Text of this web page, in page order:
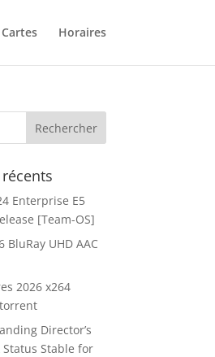
Cartes Horaires
Enterprise E5
[Team-OS]
BluRay UHD AAC
2026 x264
Director’s
Status Stable for